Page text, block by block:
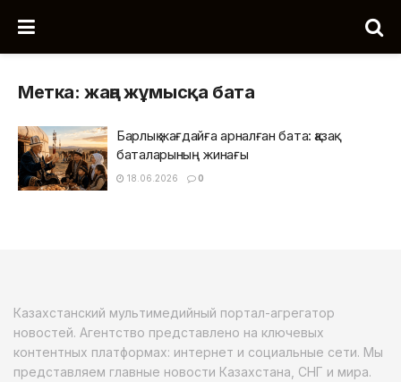
Метка:жаңа жұмысқа бата
Барлық жағдайға арналған бата: қазақ
баталарының жинағы
18.06.2026 0
Казахстанский мультимедийный портал-агрегатор
новостей. Агентство представлено на ключевых
контентных платформах: интернет и социальные сети. Мы
представляем главные новости Казахстана, СНГ и мира.